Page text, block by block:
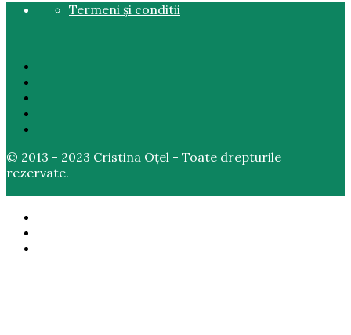
Termeni și conditii
© 2013 - 2023 Cristina Oțel - Toate drepturile
rezervate.